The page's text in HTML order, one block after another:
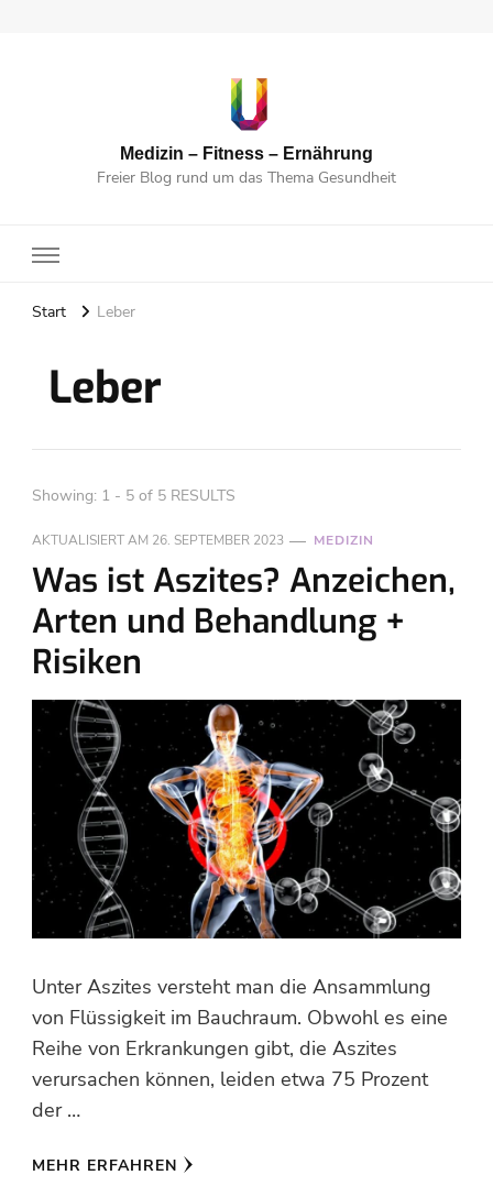
Medizin – Fitness – Ernährung
Freier Blog rund um das Thema Gesundheit
Start Leber
Leber
Showing: 1 - 5 of 5 RESULTS
AKTUALISIERT AM 26. SEPTEMBER 2023 MEDIZIN
Was ist Aszites? Anzeichen,
Arten und Behandlung +
Risiken
Unter Aszites versteht man die Ansammlung
von Flüssigkeit im Bauchraum. Obwohl es eine
Reihe von Erkrankungen gibt, die Aszites
verursachen können, leiden etwa 75 Prozent
der …
MEHR ERFAHREN